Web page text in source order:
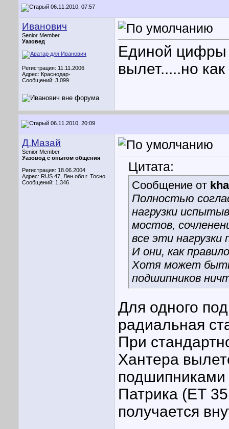
06.11.2010, 07:57
Иванович
Senior Member
Уазовед
Регистрация: 11.11.2006
Адрес: Краснодар-
Сообщений: 3,099
Единой цифры
вылет.....но
06.11.2010, 20:09
Д,Мазай
Senior Member
Уазовод с опытом общения
Регистрация: 18.06.2004
Адрес: RUS 47, Лен обл г. Тосно
Сообщений: 1,346
Цитата:
Сообщение от
Полностью
нагрузки
мостов,
все эти
И они, как
Хотя может быть
подшипников
Для одного
радиальная
При
Хантера
подшипниками
Патрика (ЕТ
получается